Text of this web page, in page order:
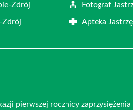
Zdrój Fotograf
Zdrój Apteka
pierwszej rocznicy zaprzysiężenia